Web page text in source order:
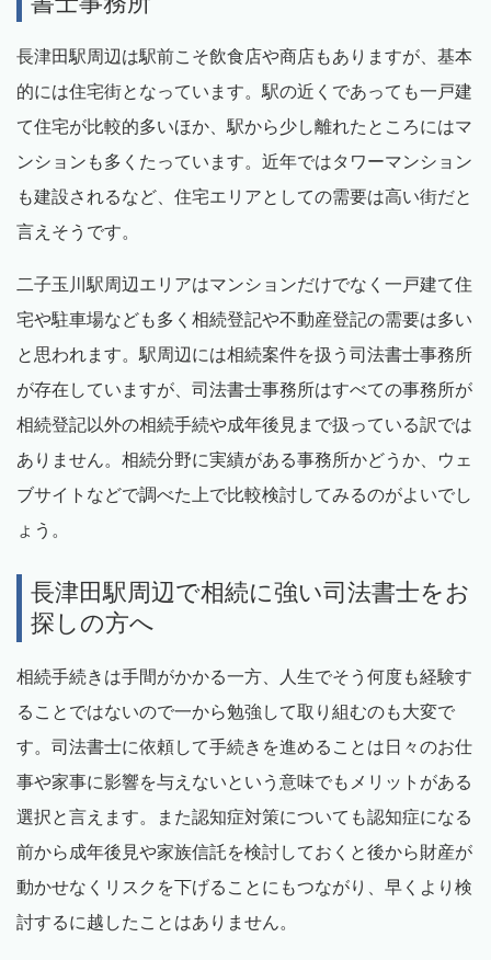
長津田駅周辺は駅前こそ飲食店や商店もありますが、基本
的には住宅街となっています。駅の近くであっても一戸建
て住宅が比較的多いほか、駅から少し離れたところにはマ
ンションも多くたっています。近年ではタワーマンション
も建設されるなど、住宅エリアとしての需要は高い街だと
言えそうです。
二子玉川駅周辺エリアはマンションだけでなく一戸建て住
宅や駐車場なども多く相続登記や不動産登記の需要は多い
と思われます。駅周辺には相続案件を扱う司法書士事務所
が存在していますが、司法書士事務所はすべての事務所が
相続登記以外の相続手続や成年後見まで扱っている訳では
ありません。相続分野に実績がある事務所かどうか、ウェ
ブサイトなどで調べた上で比較検討してみるのがよいでし
ょう。
長津田駅周辺で相続に強い司法書士をお
探しの方へ
相続手続きは手間がかかる一方、人生でそう何度も経験す
ることではないので一から勉強して取り組むのも大変で
す。司法書士に依頼して手続きを進めることは日々のお仕
事や家事に影響を与えないという意味でもメリットがある
選択と言えます。また認知症対策についても認知症になる
前から成年後見や家族信託を検討しておくと後から財産が
動かせなくリスクを下げることにもつながり、早くより検
討するに越したことはありません。